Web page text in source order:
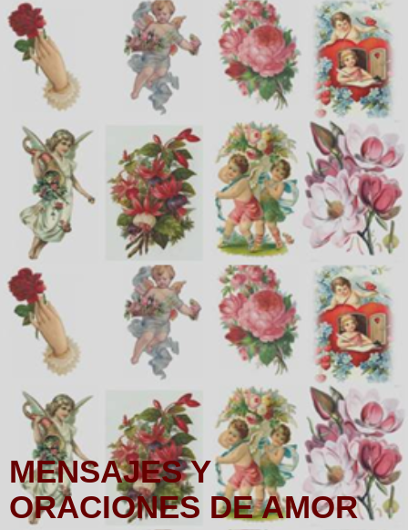
MENSAJES Y
ORACIONES DE AMOR